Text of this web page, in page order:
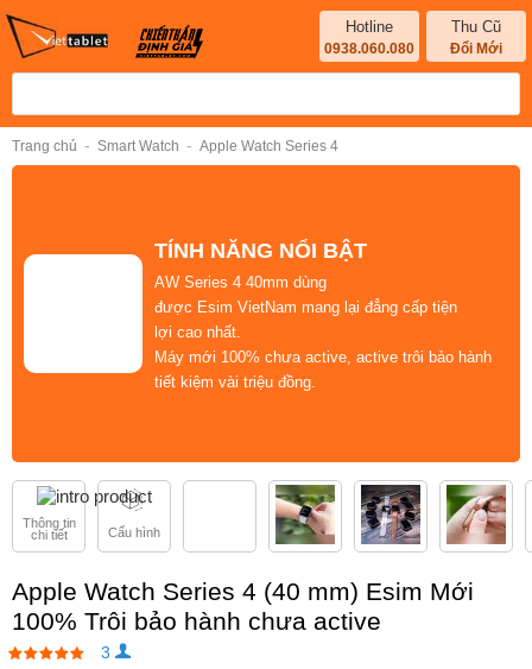
Hotline
0938.060.080
Thu Cũ
Đổi Mới
Trang chủ - Smart Watch - Apple Watch Series 4
TÍNH NĂNG NỔI BẬT
AW Series 4 40mm dùng
được Esim VietNam mang lại đẳng cấp tiện
lợi cao nhất.
Máy mới 100% chưa active, active trôi bảo hành
tiết kiệm vài triệu đồng.
Thông tin
chi tiết
Cấu hình
Apple Watch Series 4 (40 mm) Esim Mới
100% Trôi bảo hành chưa active
3